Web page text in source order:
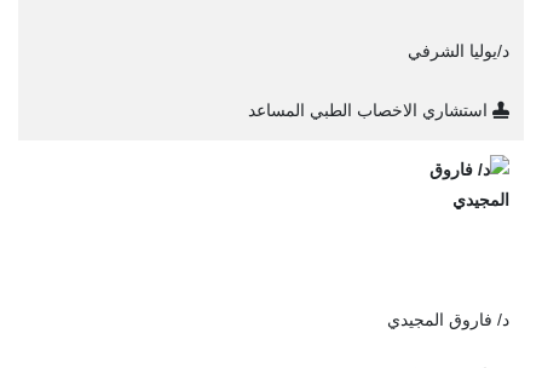
د/يوليا الشرفي
استشاري الاخصاب الطبي المساعد
د/ فاروق المجيدي